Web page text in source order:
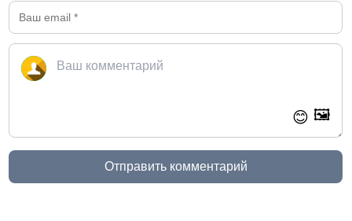
😊 🖼️
Отправить комментарий